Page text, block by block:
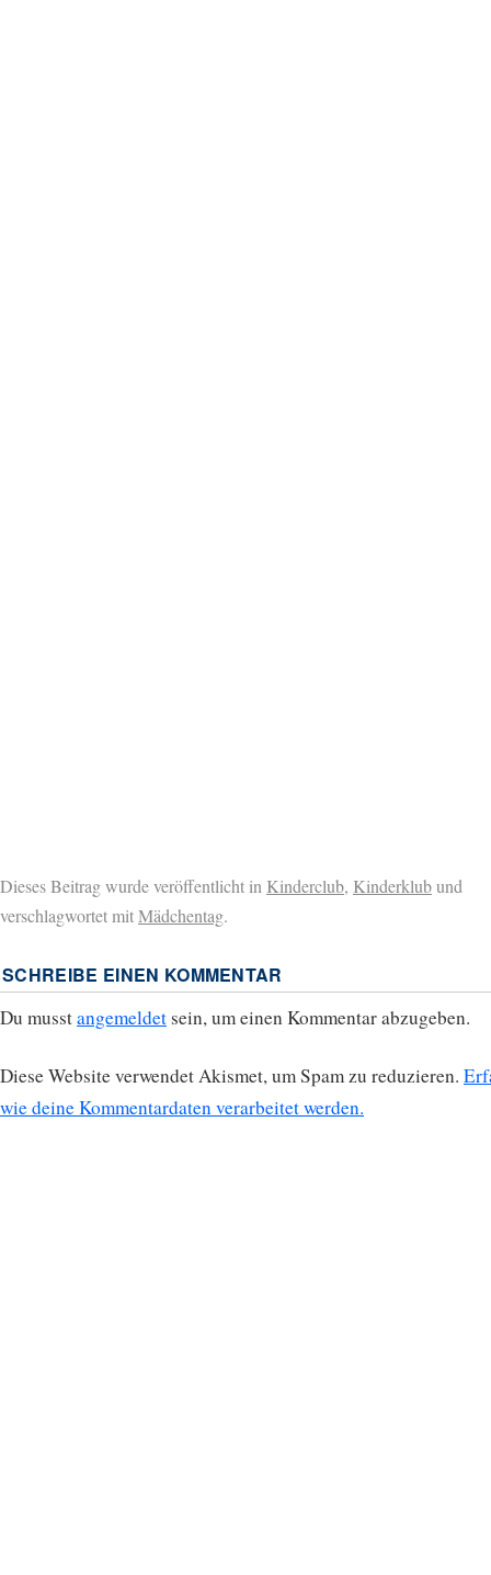
Dieses Beitrag wurde veröffentlicht in Kinderclub, Kinderklubund
verschlagwortet mitMädchentag.
SCHREIBE EINEN KOMMENTAR
Du musstangemeldet sein, um einen Kommentar abzugeben.
Diese Website verwendet Akismet, um Spam zu reduzieren.
wie deine Kommentardaten verarbeitet werden.